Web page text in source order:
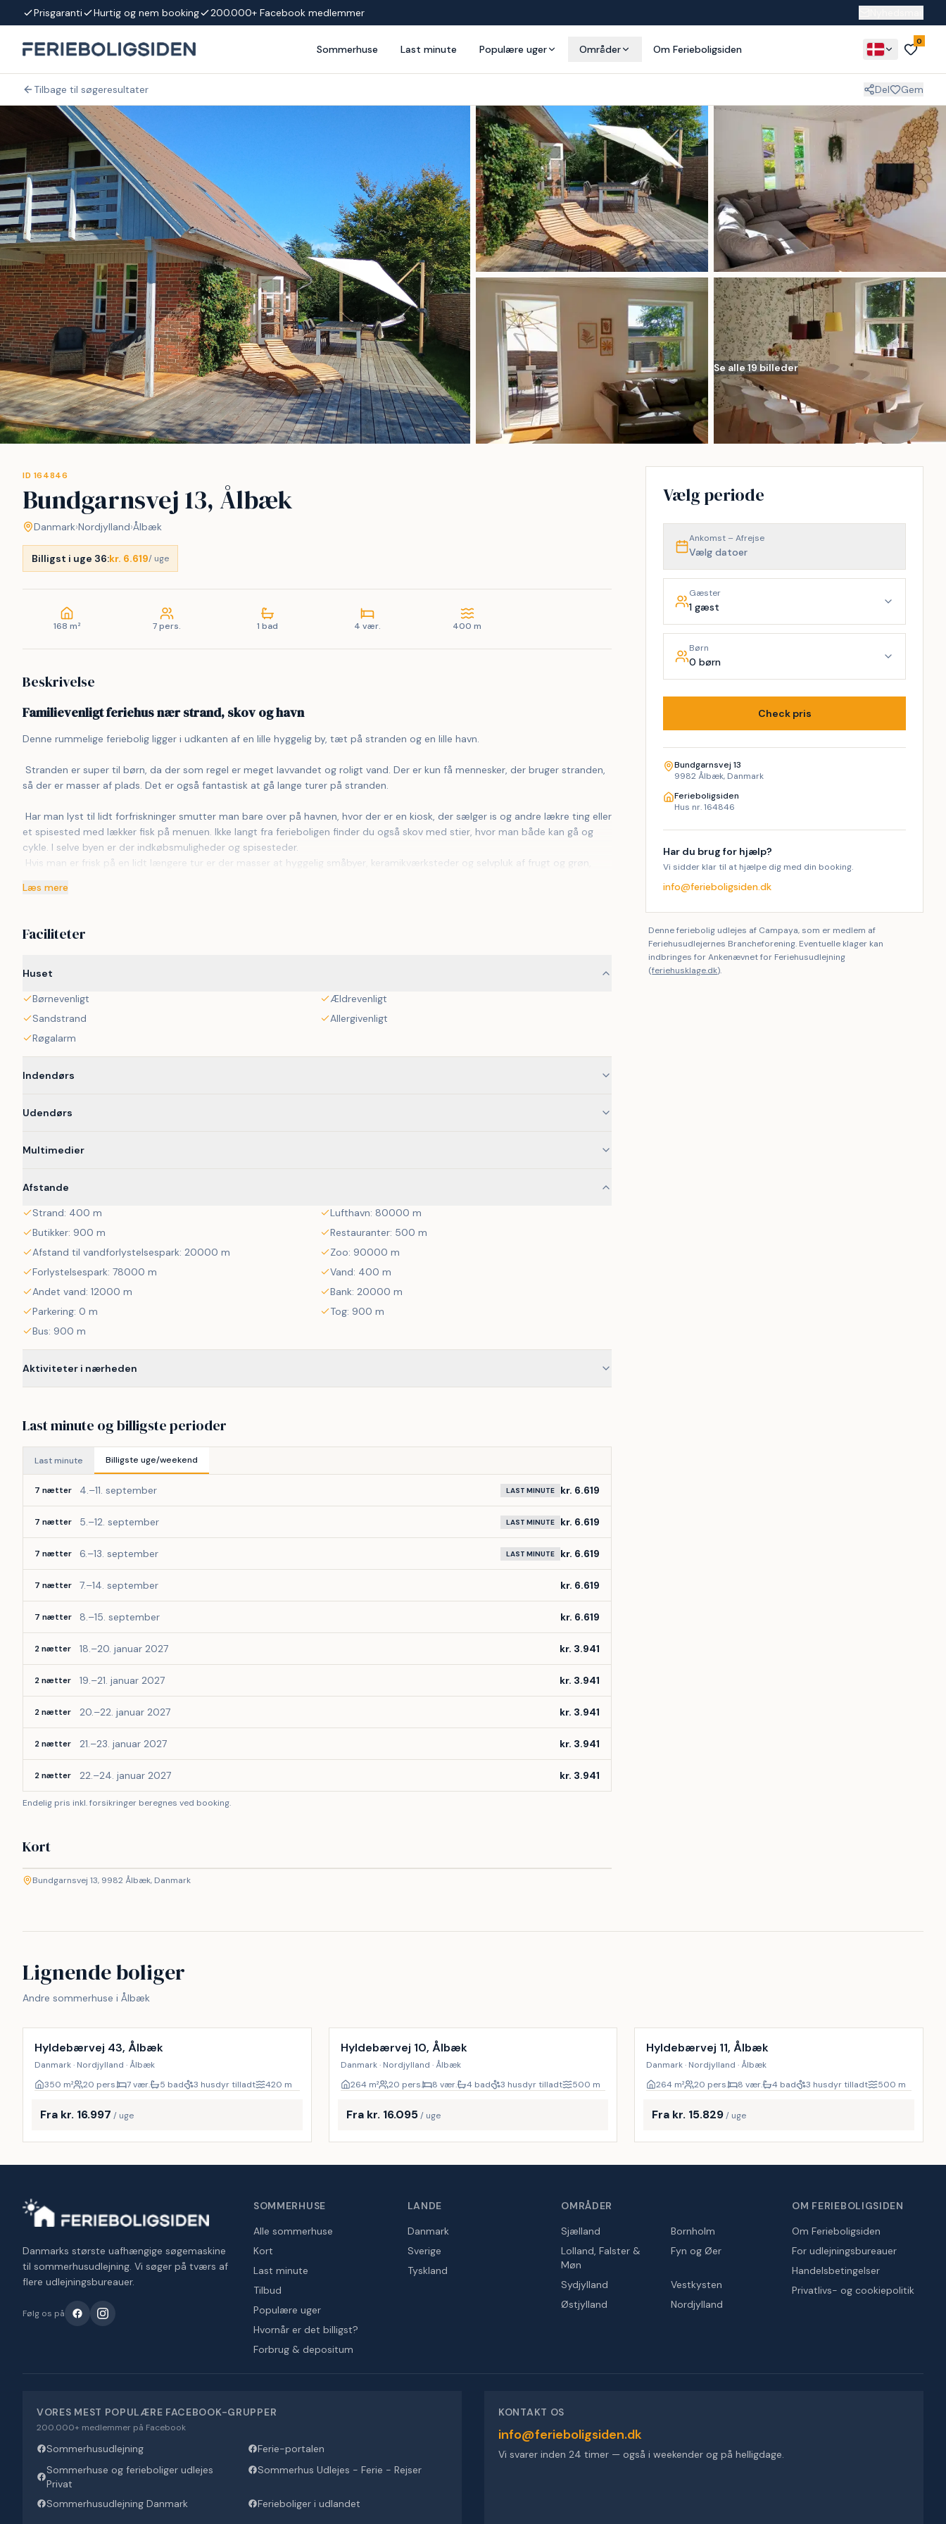
Spring til indhold
Prisgaranti Hurtig og nem booking 200.000+ Facebook medlemmer
Sommerhuse Last minute Populære uger Områder Om Ferieboligsiden
0
Tilbage til søgeresultater Del Gem
Se alle 19 billeder
ID 164846
Bundgarnsvej 13, Ålbæk
Danmark›Nordjylland›Ålbæk
Billigst i uge 36:kr. 6.619/ uge
168 m² 7 pers. 1 bad 4 vær. 400 m
Beskrivelse
Familievenligt feriehus nær strand, skov og havn
Denne rummelige feriebolig ligger i udkanten af en lille hyggelig by, tæt på stranden og en lille havn.
så der er masser af plads. Det er også fantastisk at gå lange turer på stranden.
et spisested med lækker fisk på menuen. Ikke langt fra ferieboligen finder du også skov med stier, hvor man både kan gå og
cykle. I selve byen er der indkøbsmuligheder og spisesteder.
personer er der rig mulighed for både fællesskab og privatliv.
Læs mere
Faciliteter
Huset
Børnevenligt
Ældrevenligt
Sandstrand
Allergivenligt
Røgalarm
Indendørs
Udendørs
Multimedier
Afstande
Strand: 400 m
Lufthavn: 80000 m
Butikker: 900 m
Restauranter: 500 m
Afstand til vandforlystelsespark: 20000 m
Zoo: 90000 m
Forlystelsespark: 78000 m
Vand: 400 m
Andet vand: 12000 m
Bank: 20000 m
Parkering: 0 m
Tog: 900 m
Bus: 900 m
Aktiviteter i nærheden
Last minute og billigste perioder
Last minute Billigste uge/weekend
7 nætter 4.–11. september LAST MINUTE kr. 6.619
7 nætter 5.–12. september LAST MINUTE kr. 6.619
7 nætter 6.–13. september LAST MINUTE kr. 6.619
7 nætter 7.–14. september kr. 6.619
7 nætter 8.–15. september kr. 6.619
2 nætter 18.–20. januar 2027 kr. 3.941
2 nætter 19.–21. januar 2027 kr. 3.941
2 nætter 20.–22. januar 2027 kr. 3.941
2 nætter 21.–23. januar 2027 kr. 3.941
2 nætter 22.–24. januar 2027 kr. 3.941
Endelig pris inkl. forsikringer beregnes ved booking.
Kort
+
Bundgarnsvej 13, 9982 Ålbæk, Danmark
Vælg periode
Ankomst – Afrejse
Vælg datoer
Gæster
1 gæst
Børn
0 børn
Check pris
Bundgarnsvej 13
9982 Ålbæk, Danmark
Ferieboligsiden
Hus nr. 164846
Har du brug for hjælp?
Vi sidder klar til at hjælpe dig med din booking.
info@ferieboligsiden.dk
Denne feriebolig udlejes af Campaya, som er medlem af
Feriehusudlejernes Brancheforening. Eventuelle klager kan
indbringes for Ankenævnet for Feriehusudlejning
(feriehusklage.dk).
Lignende boliger
Andre sommerhuse i Ålbæk
Hyldebærvej 43, Ålbæk
Danmark · Nordjylland · Ålbæk
350 m² 20 pers. 7 vær. 5 bad 3 husdyr tilladt 420 m
Fra kr. 16.997 / uge
Hyldebærvej 10, Ålbæk
Danmark · Nordjylland · Ålbæk
264m² 20 pers. 8 vær. 4 bad 3 husdyr tilladt 500 m
Fra kr. 16.095 / uge
Hyldebærvej 11, Ålbæk
Danmark · Nordjylland · Ålbæk
264 m² 20 pers. 8 vær. 4 bad 3 husdyr tilladt 500 m
Fra kr. 15.829 / uge
Danmarks største uafhængige søgemaskine
til sommerhusudlejning. Vi søger på tværs af
flere udlejningsbureauer.
Følg os på
SOMMERHUSE
Alle sommerhuse
Kort
Last minute
Tilbud
Populære uger
Hvornår er det billigst?
Forbrug & depositum
LANDE
Danmark
Sverige
Tyskland
OMRÅDER
Sjælland
Bornholm
Lolland, Falster &
Møn
Fyn og Øer
Sydjylland
Vestkysten
Østjylland
Nordjylland
OM FERIEBOLIGSIDEN
Om Ferieboligsiden
For udlejningsbureauer
Handelsbetingelser
Privatlivs- og cookiepolitik
VORES MEST POPULÆRE FACEBOOK-GRUPPER
200.000+ medlemmer på Facebook
Sommerhusudlejning
Ferie-portalen
Sommerhuse og ferieboliger udlejes
Privat
Sommerhus Udlejes - Ferie - Rejser
Sommerhusudlejning Danmark Ferieboliger i udlandet
KONTAKT OS
info@ferieboligsiden.dk
Vi svarer inden 24 timer — også i weekender og på helligdage.